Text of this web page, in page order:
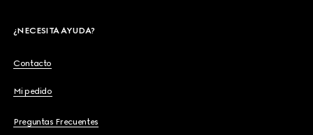
¿NECESITA AYUDA?
Contacto
Mi pedido
Preguntas Frecuentes